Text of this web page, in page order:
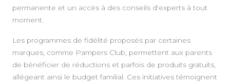
permanente et un accès à des conseils d'experts à tout
moment.
Les programmes de fidélité proposés par certaines
marques, comme Pampers Club, permettent aux parents
de bénéficier de réductions et parfois de produits gratuits,
allégeant ainsi le budget familial. Ces initiatives témoignent